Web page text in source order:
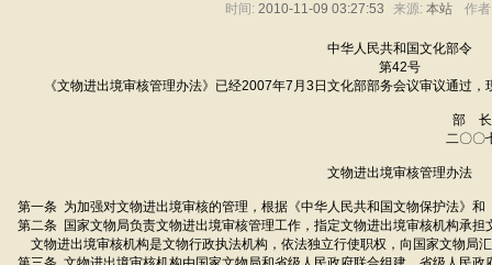
时间: 2010-11-09 03:27:53 来源: 本站 作
中华人民共和国文化部令
第42号
《文物进出境审核管理办法》已经2007年7月3日文化部部务会议审议通过，
部 长 孙家
二〇〇七年七月十
文物进出境审核管理办法
第一条 为加强对文物进出境审核的管理，根据《中华人民共和国文物保护法》
第二条 国家文物局负责文物进出境审核管理工作，指定文物进出境审核机构承担
文物进出境审核机构是文物行政执法机构，依法独立行使职权，向国家文物局